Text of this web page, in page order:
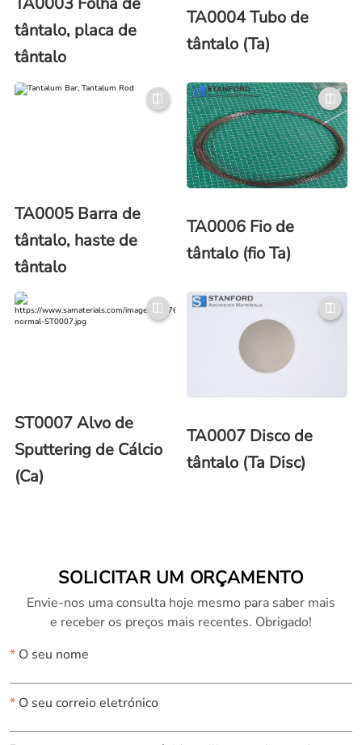
tântalo, placa de
tântalo
TA0004 Tubo de
tântalo (Ta)
TA0005 Barra de
tântalo, haste de
tântalo
TA0006 Fio de
tântalo (fio Ta)
ST0007 Alvo de
Sputtering de Cálcio
(Ca)
TA0007 Disco de
tântalo (Ta Disc)
SOLICITAR UM ORÇAMENTO
Envie-nos uma consulta hoje mesmo para saber mais
e receber os preços mais recentes. Obrigado!
*O seu nome
*O seu correio eletrónico